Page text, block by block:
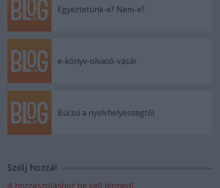
Egyeztetünk-e? Nem-e?
e-könyv-olvasó-vásár
Búcsú a nyelvhelyességtől
Szólj hozzá!
A hozzászóláshoz be kell lépned!